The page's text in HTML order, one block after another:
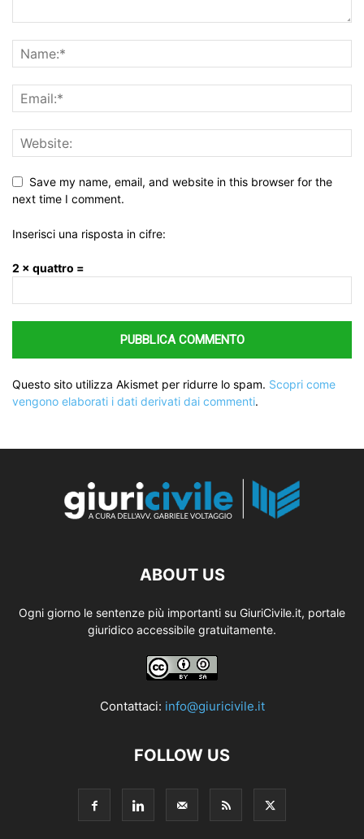
Save my name, email, and website in this browser for the
next time I comment.
Inserisci una risposta in cifre:
2 × quattro =
Questo sito utilizza Akismet per ridurre lo spam. Scopri come
vengono elaborati i dati derivati dai commenti.
ABOUT US
Ogni giorno le sentenze più importanti su GiuriCivile.it, portale
giuridico accessibile gratuitamente.
Contattaci: info@giuricivile.it
FOLLOW US